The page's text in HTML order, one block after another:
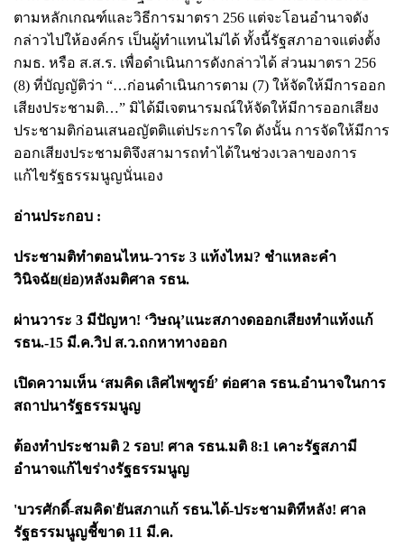
ตามหลักเกณฑ์และวิธีการมาตรา 256 แต่จะโอนอำนาจดัง
กล่าวไปให้องค์กร เป็นผู้ทำแทนไม่ได้ ทั้งนี้รัฐสภาอาจแต่งตั้ง
กมธ. หรือ ส.ส.ร. เพื่อดำเนินการดังกล่าวได้ ส่วนมาตรา 256
(8) ที่บัญญัติว่า “…ก่อนดำเนินการตาม (7) ให้จัดให้มีการออก
เสียงประชามติ…” มิได้มีเจตนารมณ์ให้จัดให้มีการออกเสียง
ประชามติก่อนเสนอญัตติแต่ประการใด ดังนั้น การจัดให้มีการ
ออกเสียงประชามติจึงสามารถทำได้ในช่วงเวลาของการ
แก้ไขรัฐธรรมนูญนั่นเอง
อ่านประกอบ :
ประชามติทำตอนไหน-วาระ 3 แท้งไหม? ชำแหละคำ
วินิจฉัย(ย่อ)หลังมติศาล รธน.
ผ่านวาระ 3 มีปัญหา! ‘วิษณุ’แนะสภางดออกเสียงทำแท้งแก้
รธน.-15 มี.ค.วิป ส.ว.ถกหาทางออก
เปิดความเห็น ‘สมคิด เลิศไพฑูรย์’ ต่อศาล รธน.อำนาจในการ
สถาปนารัฐธรรมนูญ
ต้องทำประชามติ 2 รอบ! ศาล รธน.มติ 8:1 เคาะรัฐสภามี
อำนาจแก้ไขร่างรัฐธรรมนูญ
'บวรศักดิ์-สมคิด'ยันสภาแก้ รธน.ได้-ประชามติทีหลัง! ศาล
รัฐธรรมนูญชี้ขาด 11 มี.ค.